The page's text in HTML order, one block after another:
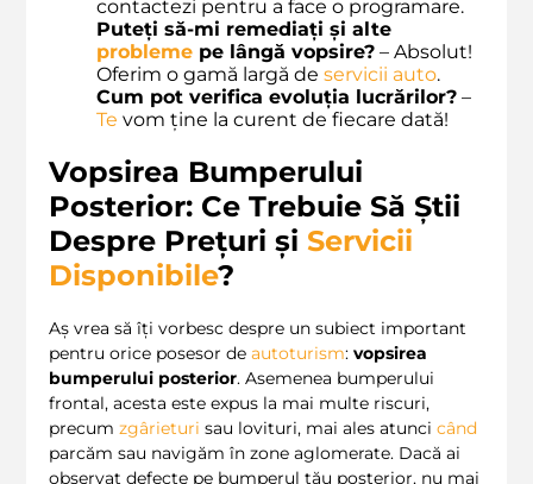
contactezi pentru a face o programare.
Puteți să-mi remediați și alte
probleme pe lângă vopsire? – Absolut!
Oferim o gamă largă de servicii auto.
Cum pot verifica evoluția lucrărilor? –
Te vom ține la curent de fiecare dată!
Vopsirea Bumperului
Posterior: Ce Trebuie Să Știi
Despre Prețuri și Servicii
Disponibile?
Aș vrea să îți vorbesc despre un subiect important
pentru orice posesor de autoturism: vopsirea
bumperului posterior. Asemenea bumperului
frontal, acesta este expus la mai multe riscuri,
precum zgârieturi sau lovituri, mai ales atunci când
parcăm sau navigăm în zone aglomerate. Dacă ai
observat defecte pe bumperul tău posterior, nu mai